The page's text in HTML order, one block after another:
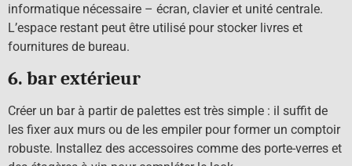
informatique nécessaire – écran, clavier et unité centrale.
L’espace restant peut être utilisé pour stocker livres et
fournitures de bureau.
6. bar extérieur
Créer un bar à partir de palettes est très simple : il suffit de
les fixer aux murs ou de les empiler pour former un comptoir
robuste. Installez des accessoires comme des porte-verres et